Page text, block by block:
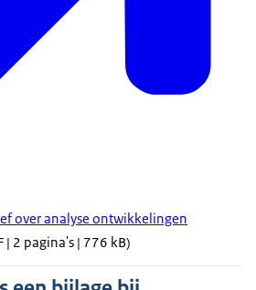
over analyse ontwikkelingen
| 2 pagina's | 776 kB)